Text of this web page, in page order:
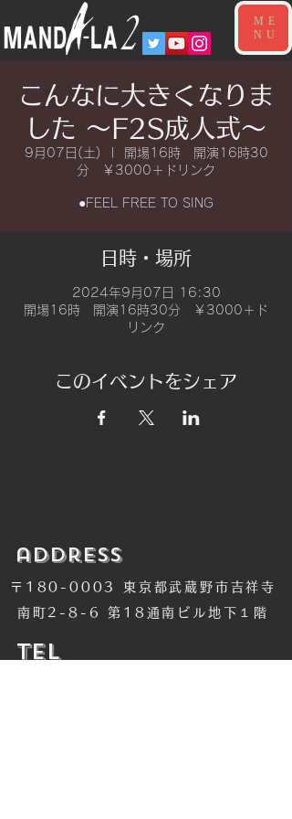
ME
NU
こんなに大きくなりま
した ～F2S成人式～
9月07日(土)
開場16時 開演16時30
分 ￥3000＋ドリンク
●FEEL FREE TO SING
日時・場所
2024年9月07日 16:30
開場16時 開演16時30分 ￥3000＋ド
リンク
このイベントをシェア
​address
〒180-0003 東京都武蔵野市吉祥寺
南町2-8-6 第18通南ビル地下１階
​TEL